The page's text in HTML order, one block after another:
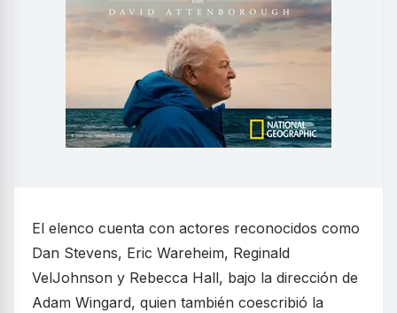
El elenco cuenta con actores reconocidos como
Dan Stevens, Eric Wareheim, Reginald
VelJohnson y Rebecca Hall, bajo la dirección de
Adam Wingard, quien también coescribió la